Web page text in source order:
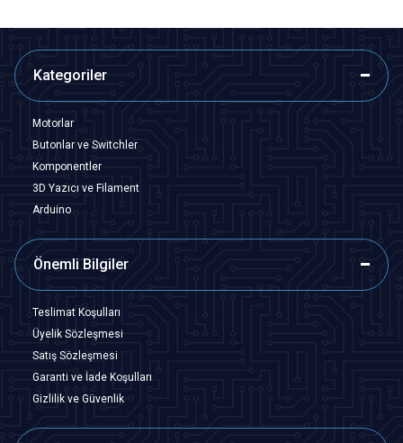
Kategoriler
Motorlar
Butonlar ve Switchler
Komponentler
3D Yazıcı ve Filament
Arduino
Önemli Bilgiler
Teslimat Koşulları
Üyelik Sözleşmesi
Satış Sözleşmesi
Garanti ve İade Koşulları
Gizlilik ve Güvenlik